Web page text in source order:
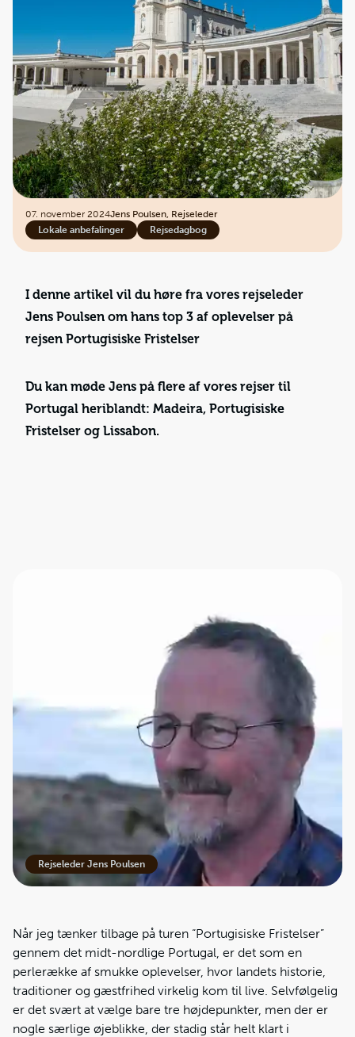
07. november 2024Jens Poulsen, Rejseleder
Lokale anbefalinger
Rejsedagbog
I denne artikel vil du høre fra vores rejseleder
Jens Poulsen om hans top 3 af oplevelser på
rejsen Portugisiske Fristelser
Du kan møde Jens på flere af vores rejser til
Portugal heriblandt: Madeira, Portugisiske
Fristelser og Lissabon.
Rejseleder Jens Poulsen
Når jeg tænker tilbage på turen “Portugisiske Fristelser”
gennem det midt-nordlige Portugal, er det som en
perlerække af smukke oplevelser, hvor landets historie,
traditioner og gæstfrihed virkelig kom til live. Selvfølgelig
er det svært at vælge bare tre højdepunkter, men der er
nogle særlige øjeblikke, der stadig står helt klart i